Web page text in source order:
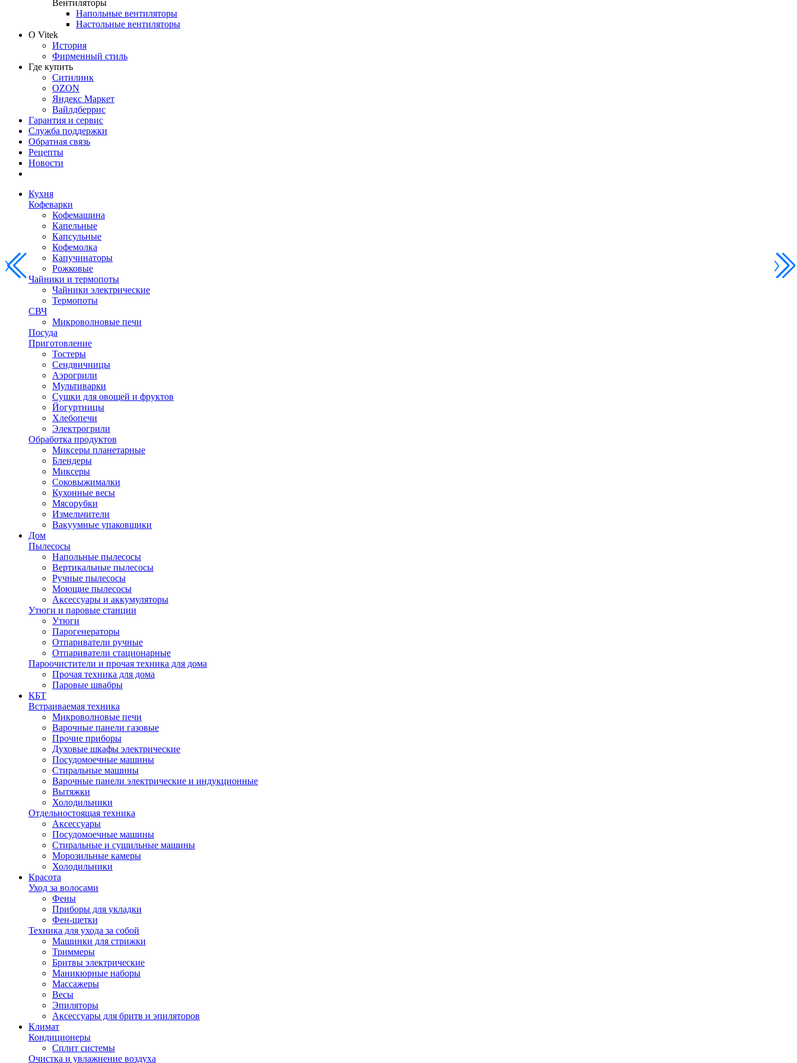
Вентиляторы
Напольные вентиляторы
Настольные вентиляторы
О Vitek
История
Фирменный стиль
Где купить
Ситилинк
OZON
Яндекс Маркет
Вайлдберрис
Гарантия и сервис
Служба поддержки
Обратная связь
Рецепты
Новости
Кухня
Кофеварки
Кофемашина
Капельные
Капсульные
Кофемолка
Капучинаторы
Рожковые
Чайники и термопоты
Чайники электрические
Термопоты
СВЧ
Микроволновые печи
Посуда
Приготовление
Тостеры
Сендвичницы
Аэрогрили
Мультиварки
Сушки для овощей и фруктов
Йогуртницы
Хлебопечи
Электрогрили
Обработка продуктов
Миксеры планетарные
Блендеры
Миксеры
Соковыжималки
Кухонные весы
Мясорубки
Измельчители
Вакуумные упаковщики
Дом
Пылесосы
Напольные пылесосы
Вертикальные пылесосы
Ручные пылесосы
Моющие пылесосы
Аксессуары и аккумуляторы
Утюги и паровые станции
Утюги
Парогенераторы
Отпариватели ручные
Отпариватели стационарные
Пароочистители и прочая техника для дома
Прочая техника для дома
Паровые швабры
КБТ
Встраиваемая техника
Микроволновые печи
Варочные панели газовые
Прочие приборы
Духовые шкафы электрические
Посудомоечные машины
Стиральные машины
Варочные панели электрические и индукционные
Вытяжки
Холодильники
Отдельностоящая техника
Аксессуары
Посудомоечные машины
Стиральные и сушильные машины
Морозильные камеры
Холодильники
Красота
Уход за волосами
Фены
Приборы для укладки
Фен-щетки
Техника для ухода за собой
Машинки для стрижки
Триммеры
Бритвы электрические
Маникюрные наборы
Массажеры
Весы
Эпиляторы
Аксессуары для бритв и эпиляторов
Климат
Кондиционеры
Сплит системы
Очистка и увлажнение воздуха